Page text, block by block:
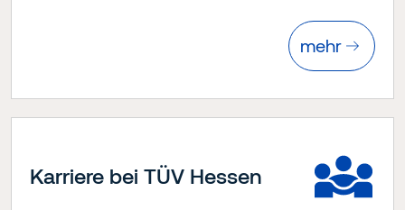
mehr
Karriere bei TÜV Hessen